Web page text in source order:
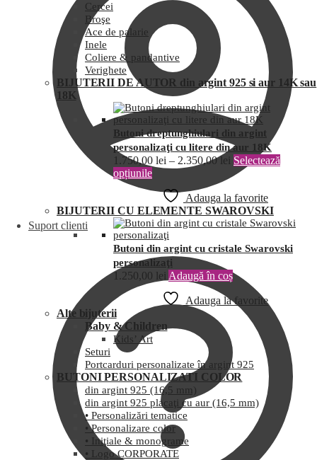
Suport clienti
Cercei
Broşe
Ace de palarie
Inele
Coliere & pandantive
Verighete
BIJUTERII DE AUTOR din argint 925 si aur 14K sau
18K
Butoni dreptunghiulari din argint
personalizaţi cu litere din aur 18K
1.750,00 lei – 2.350,00lei Selectează
opțiunile
Adauga la favorite
BIJUTERII CU ELEMENTE SWAROVSKI
Butoni din argint cu cristale Swarovski
personalizaţi
1.250,00 lei Adaugă în coș
Adauga la favorite
Alte bijuterii
Baby & Children
Kids’ Art
Seturi
Portcarduri personalizate în argint 925
BUTONI PERSONALIZATI COLOR
din argint 925 (16,5 mm)
din argint 925 placaţi cu aur (16,5 mm)
• Personalizări tematice
• Personalizare color
• Iniţiale & monograme
• Logo CORPORATE